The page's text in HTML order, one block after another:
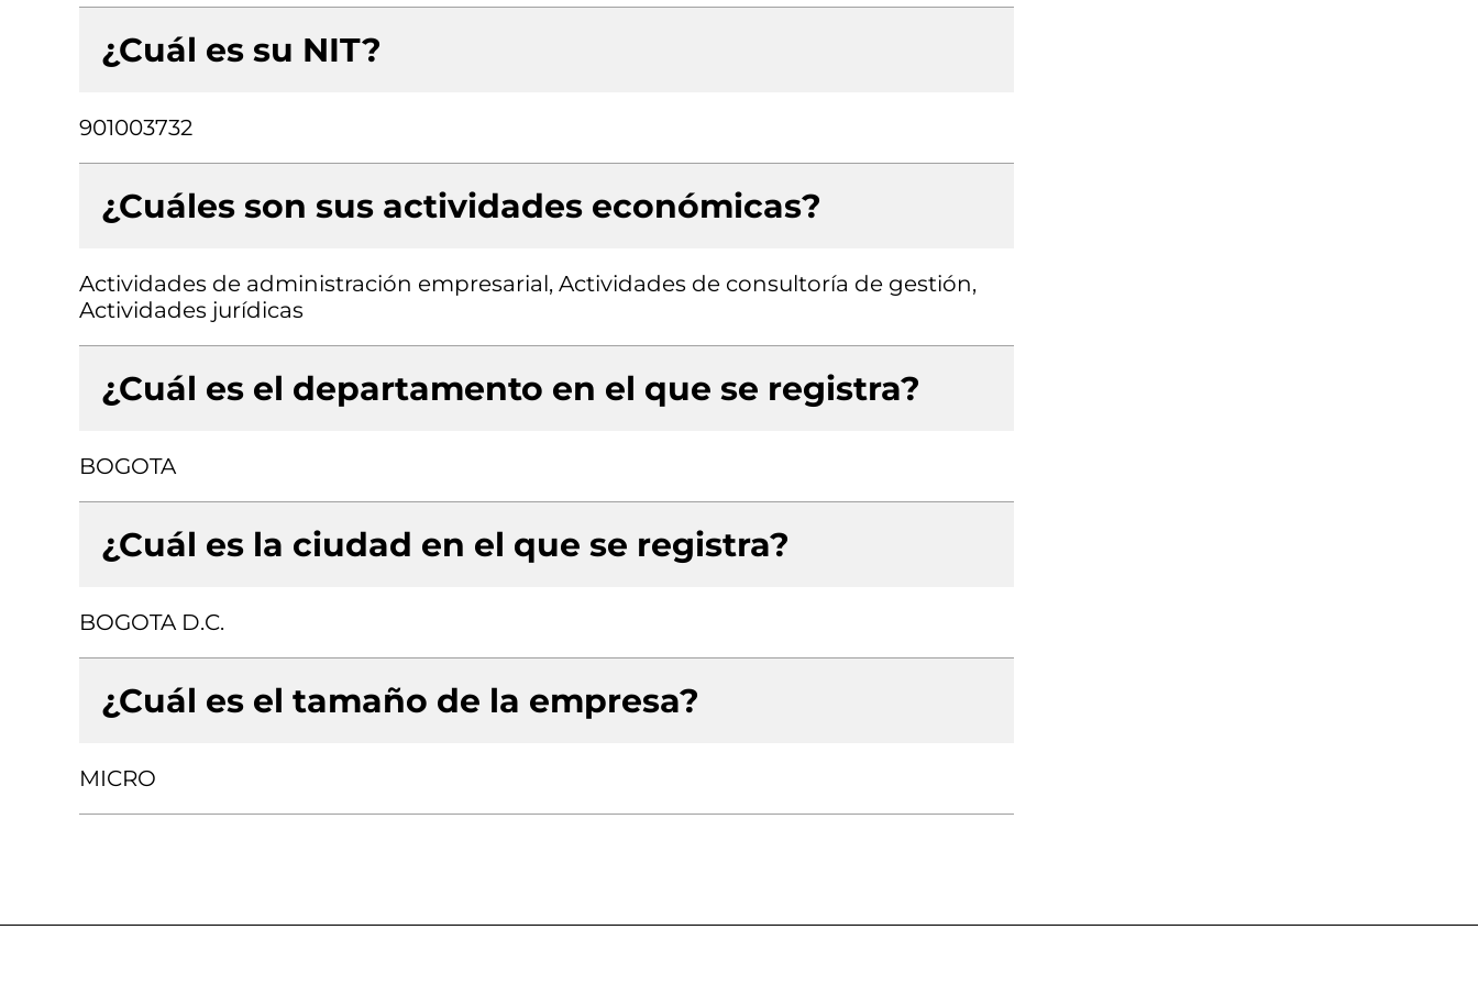
¿Cuál es su NIT?
901003732
¿Cuáles son sus actividades económicas?
Actividades de administración empresarial, Actividades de consultoría de gestión,
Actividades jurídicas
¿Cuál es el departamento en el que se registra?
BOGOTA
¿Cuál es la ciudad en el que se registra?
BOGOTA D.C.
¿Cuál es el tamaño de la empresa?
MICRO